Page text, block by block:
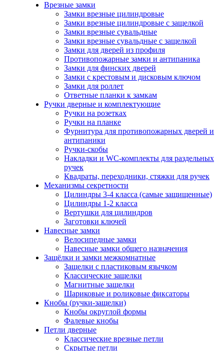
Врезные замки
Замки врезные цилиндровые
Замки врезные цилиндровые с защелкой
Замки врезные сувальдные
Замки врезные сувальдные с защелкой
Замки для дверей из профиля
Противопожарные замки и антипаника
Замки для финских дверей
Замки с крестовым и дисковым ключом
Замки для роллет
Ответные планки к замкам
Ручки дверные и комплектующие
Ручки на розетках
Ручки на планке
Фурнитура для противопожарных дверей и
антипаники
Ручки-скобы
Накладки и WC-комплекты для раздельных
ручек
Квадраты, переходники, стяжки для ручек
Механизмы секретности
Цилиндры 3-4 класса (самые защищенные)
Цилиндры 1-2 класса
Вертушки для цилиндров
Заготовки ключей
Навесные замки
Велосипедные замки
Навесные замки общего назначения
Защёлки и замки межкомнатные
Защелки с пластиковым язычком
Классические защелки
Магнитные защелки
Шариковые и роликовые фиксаторы
Кнобы (ручки-защелки)
Кнобы округлой формы
Фалевые кнобы
Петли дверные
Классические врезные петли
Скрытые петли